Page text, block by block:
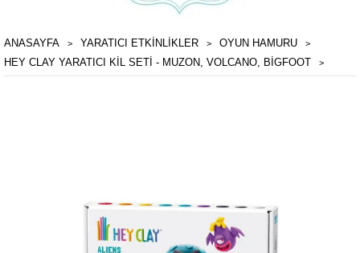
ANASAYFA YARATICI ETKİNLİKLER
OYUN HAMURU
HEY CLAY YARATICI KIL SETI - MUZON, VOLCANO, BIGFOOT